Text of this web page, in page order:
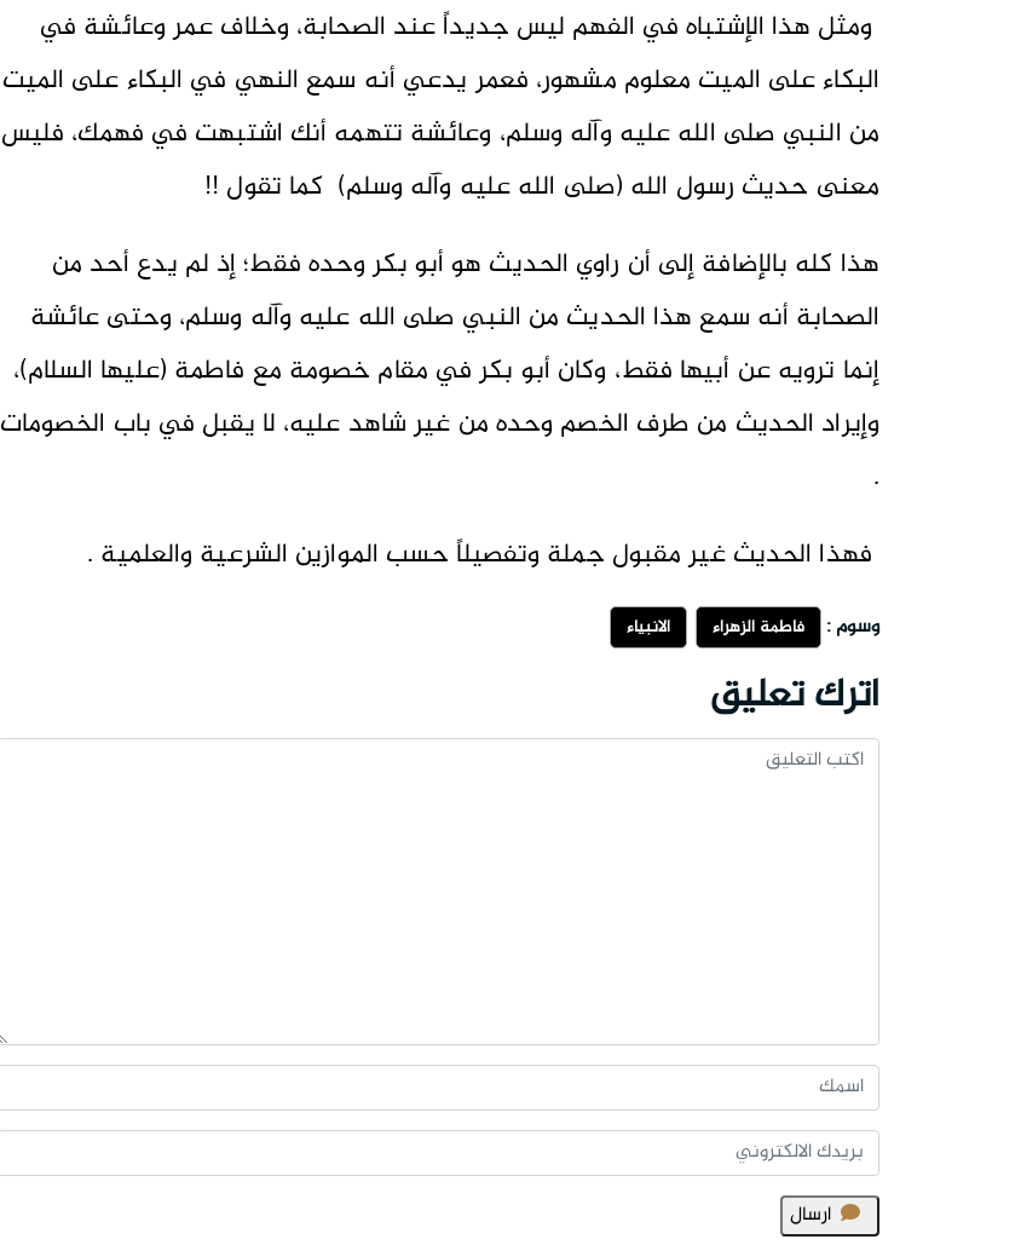
ومثل هذا الإشتباه في الفهم ليس جديداً عند الصحابة، وخلاف عمر وعائشة في
البكاء على الميت معلوم مشهور، فعمر يدعي أنه سمع النهي في البكاء على الميت
من النبي صلى الله عليه وآله وسلم، وعائشة تتهمه أنك اشتبهت في فهمك، فليس
معنى حديث رسول الله (صلى الله عليه وآله وسلم) كما تقول !!
هذا كله بالإضافة إلى أن راوي الحديث هو أبو بكر وحده فقط؛ إذ لم يدع أحد من
الصحابة أنه سمع هذا الحديث من النبي صلى الله عليه وآله وسلم، وحتى عائشة
إنما ترويه عن أبيها فقط، وكان أبو بكر في مقام خصومة مع فاطمة (عليها السلام)،
وإيراد الحديث من طرف الخصم وحده من غير شاهد عليه، لا يقبل في باب الخصومات
.
فهذا الحديث غير مقبول جملة وتفصيلاً حسب الموازين الشرعية والعلمية .
وسوم : فاطمة الزهراء الانبياء
اترك تعليق
ارسال